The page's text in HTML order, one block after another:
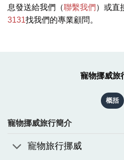
息發送給我們（聯繫我們 ）或直
3131找我們的專業顧問。
寵物挪威旅
概括
寵物挪威旅行簡介
寵物旅行挪威